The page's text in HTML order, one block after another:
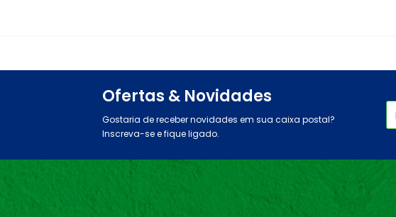
Ofertas & Novidades
Gostaria de receber novidades em sua caixa postal?
Inscreva-se e fique ligado.